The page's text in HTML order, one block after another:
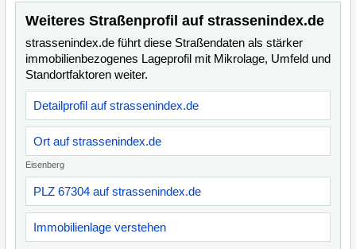
Weiteres Straßenprofil auf strassenindex.de
strassenindex.de führt diese Straßendaten als stärker
immobilienbezogenes Lageprofil mit Mikrolage, Umfeld und
Standortfaktoren weiter.
Detailprofil auf strassenindex.de
Ort auf strassenindex.de
Eisenberg
PLZ 67304 auf strassenindex.de
Immobilienlage verstehen